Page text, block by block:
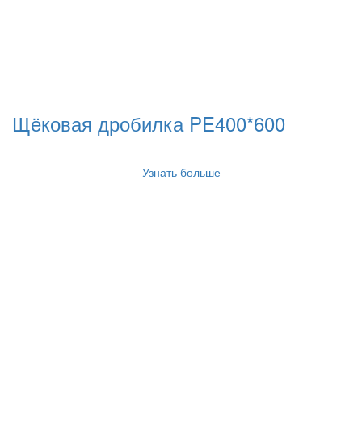
Щёковая дробилка PE400*600
Узнать больше